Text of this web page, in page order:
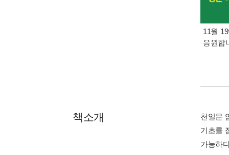
11월
응원합
책소개
천일문
기초를
가능하